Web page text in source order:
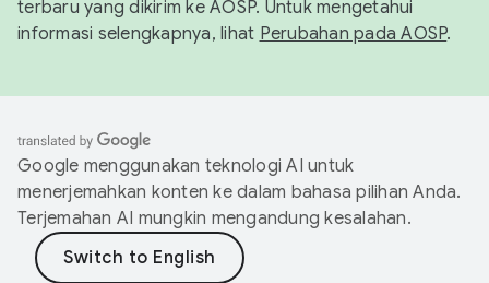
terbaru yang dikirim ke AOSP. Untuk mengetahui
informasi selengkapnya, lihat Perubahan pada AOSP.
Google menggunakan teknologi AI untuk
menerjemahkan konten ke dalam bahasa pilihan Anda.
Terjemahan AI mungkin mengandung kesalahan.